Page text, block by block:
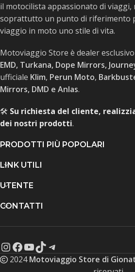
il motocilista appassionato di viaggi,
soprattutto un punto di riferimento
viaggio in moto uno stile di vita.
Motoviaggio Store è dealer esclusivo
EMD, Turkana, Dope Mirrors,
ufficiale Klim, Perun Moto,
Mirrors, DMD e Anlas.
🛠️ Su richiesta del cliente,
dei nostri prodotti.
PRODOTTI PIÙ POPOLARI
LINK UTILI
UTENTE
CONTATTI
2024Motoviaggio Store di